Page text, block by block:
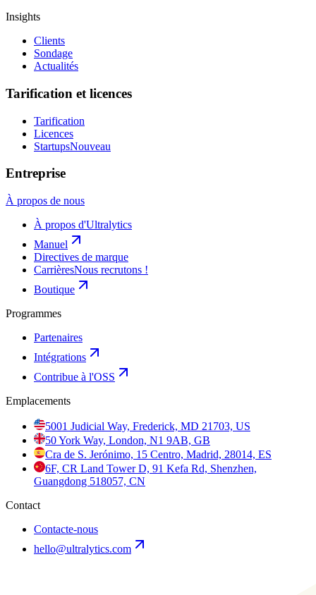
Insights
Clients
Sondage
Actualités
Tarification et licences
Tarification
Licences
StartupsNouveau
Entreprise
À propos de nous
À propos d'Ultralytics
Manuel
Directives de marque
CarrièresNous recrutons !
Boutique
Programmes
Partenaires
Intégrations
Contribue à l'OSS
Emplacements
5001 Judicial Way, Frederick, MD 21703, US
50 York Way, London, N1 9AB, GB
Cra de S. Jerónimo, 15 Centro, Madrid, 28014, ES
6F, CR Land Tower D, 91 Kefa Rd, Shenzhen,
Guangdong 518057, CN
Contact
Contacte-nous
hello@ultralytics.com